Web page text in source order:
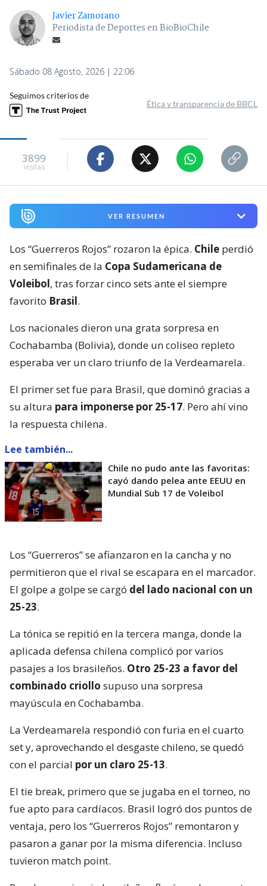
Javier Zamorano
Periodista de Deportes en BioBioChile
Sábado 08 Agosto, 2026 | 22:06
Seguimos criterios de
Ética y transparencia de BBCL
3899
visitas
VER RESUMEN
Los “Guerreros Rojos” rozaron la épica. Chile perdió
en semifinales de la Copa Sudamericana de
Voleibol, tras forzar cinco sets ante el siempre
favorito Brasil.
Los nacionales dieron una grata sorpresa en
Cochabamba (Bolivia), donde un coliseo repleto
esperaba ver un claro triunfo de la Verdeamarela.
El primer set fue para Brasil, que dominó gracias a
su altura para imponerse por 25-17. Pero ahí vino
la respuesta chilena.
Lee también...
Chile no pudo ante las favoritas:
cayó dando pelea ante EEUU en
Mundial Sub 17 de Voleibol
Los “Guerreros” se afianzaron en la cancha y no
permitieron que el rival se escapara en el marcador.
El golpe a golpe se cargó del lado nacional con un
25-23.
La tónica se repitió en la tercera manga, donde la
aplicada defensa chilena complicó por varios
pasajes a los brasileños. Otro 25-23 a favor del
combinado criollo supuso una sorpresa
mayúscula en Cochabamba.
La Verdeamarela respondió con furia en el cuarto
set y, aprovechando el desgaste chileno, se quedó
con el parcial por un claro 25-13.
El tie break, primero que se jugaba en el torneo, no
fue apto para cardíacos. Brasil logró dos puntos de
ventaja, pero los “Guerreros Rojos” remontaron y
pasaron a ganar por la misma diferencia. Incluso
tuvieron match point.